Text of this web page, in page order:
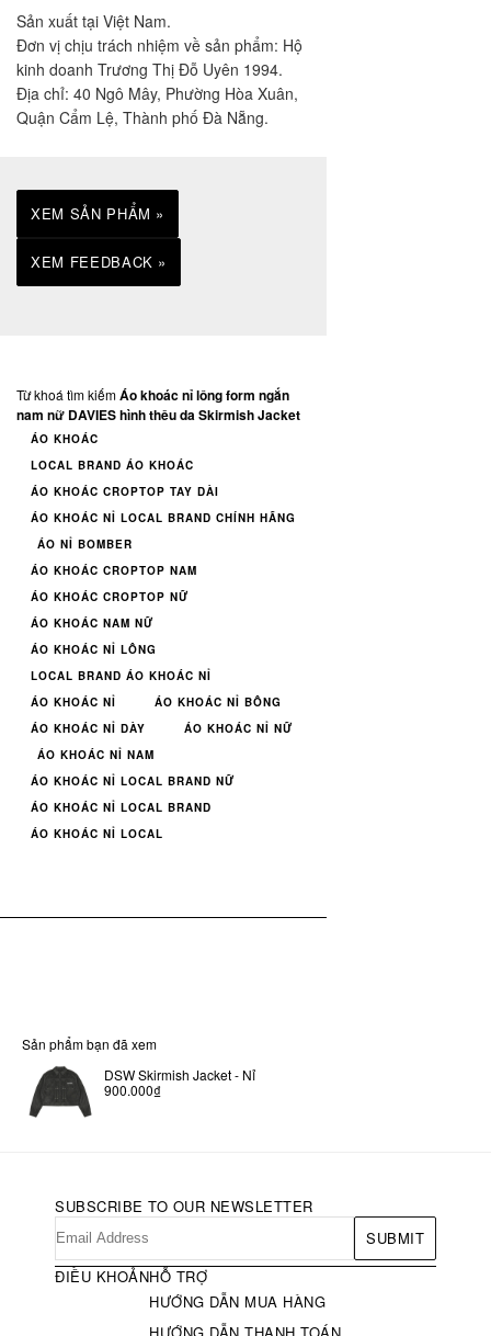
Sản xuất tại Việt Nam.
Đơn vị chịu trách nhiệm về sản phẩm: Hộ
kinh doanh Trương Thị Đỗ Uyên 1994.
Địa chỉ: 40 Ngô Mây, Phường Hòa Xuân,
Quận Cẩm Lệ, Thành phố Đà Nẵng.
XEM SẢN PHẨM »
XEM FEEDBACK »
Từ khoá tìm kiếmÁo khoác nỉ lông form ngắn
nam nữ DAVIES hình thêu da Skirmish Jacket
ÁO KHOÁC
LOCAL BRAND ÁO KHOÁC
ÁO KHOÁC CROPTOP TAY DÀI
ÁO KHOÁC NỈ LOCAL BRAND CHÍNH HÃNG
ÁO NỈ BOMBER
ÁO KHOÁC CROPTOP NAM
ÁO KHOÁC CROPTOP NỮ
ÁO KHOÁC NAM NỮ
ÁO KHOÁC NỈ LÔNG
LOCAL BRAND ÁO KHOÁC NỈ
ÁO KHOÁC NỈ
ÁO KHOÁC NỈ BÔNG
ÁO KHOÁC NỈ DÀY
ÁO KHOÁC NỈ NỮ
ÁO KHOÁC NỈ NAM
ÁO KHOÁC NỈ LOCAL BRAND NỮ
ÁO KHOÁC NỈ LOCAL BRAND
ÁO KHOÁC NỈ LOCAL
Sản phẩm bạn đã xem
DSW Skirmish Jacket - Nỉ
900.000₫
SUBSCRIBE TO OUR NEWSLETTER
SUBMIT
ĐIỀU KHOẢNHỖ TRỢ
HƯỚNG DẪN MUA HÀNG